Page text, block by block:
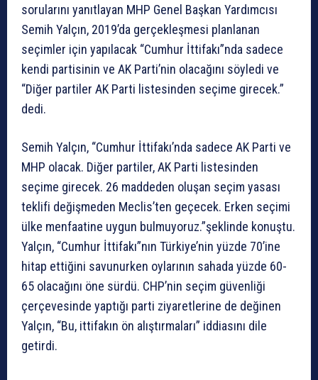
sorularını yanıtlayan MHP Genel Başkan Yardımcısı
Semih Yalçın, 2019’da gerçekleşmesi planlanan
seçimler için yapılacak “Cumhur İttifakı”nda sadece
kendi partisinin ve AK Parti’nin olacağını söyledi ve
“Diğer partiler AK Parti listesinden seçime girecek.”
dedi.
Semih Yalçın, “Cumhur İttifakı’nda sadece AK Parti ve
MHP olacak. Diğer partiler, AK Parti listesinden
seçime girecek. 26 maddeden oluşan seçim yasası
teklifi değişmeden Meclis’ten geçecek. Erken seçimi
ülke menfaatine uygun bulmuyoruz.”şeklinde konuştu.
Yalçın, “Cumhur İttifakı”nın Türkiye’nin yüzde 70’ine
hitap ettiğini savunurken oylarının sahada yüzde 60-
65 olacağını öne sürdü. CHP’nin seçim güvenliği
çerçevesinde yaptığı parti ziyaretlerine de değinen
Yalçın, “Bu, ittifakın ön alıştırmaları” iddiasını dile
getirdi.